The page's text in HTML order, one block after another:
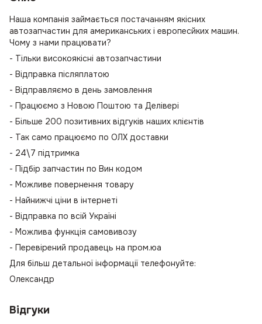
Наша компанія займається постачанням якісних
автозапчастин для американських і европесйких машин.
Чому з нами працювати?
- Тільки високоякісні автозапчастини
- Відправка післяплатою
- Відправляємо в день замовлення
- Працюємо з Новою Поштою та Делівері
- Більше 200 позитивних відгуків наших клієнтів
- Так само працюємо по ОЛХ доставки
- 24\7 підтримка
- Підбір запчастин по Вин кодом
- Можливе повернення товару
- Найнижчі ціни в інтернеті
- Відправка по всій Україні
- Можлива функція самовивозу
- Перевірений продавець на пром.юа
Для більш детальної інформації телефонуйте:
Олександр
Відгуки